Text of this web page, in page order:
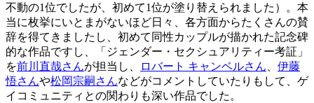
不動の1位でしたが、初めて1位が塗り替えられました）。本
当に枚挙にいとまがないほど日々、各方面からたくさんの賛
辞を得てきましたし、初めて同性カップルが描かれた記念碑
的な作品ですし、「ジェンダー・セクシュアリティー考証」
を前川直哉さんが担当し、 ロバート キャンベルさん
伊藤
悟さんや松岡宗嗣さんなどがコメントしていたりもして、ゲ
イコミュニティとの関わりも深い作品でした。